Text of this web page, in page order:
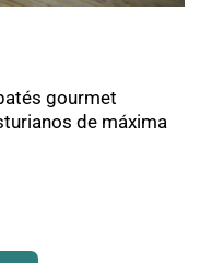
gourmet
de máxima